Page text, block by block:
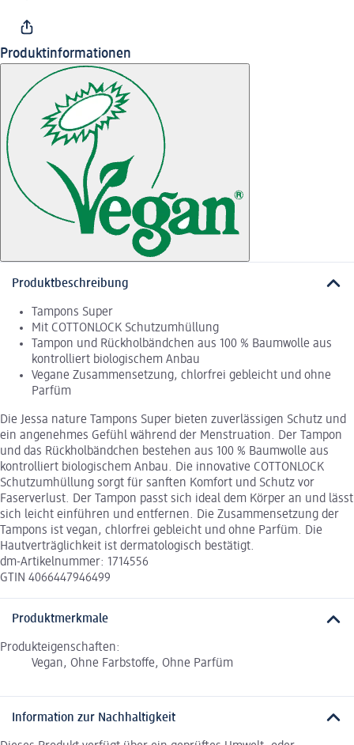
Produktinformationen
Produktbeschreibung
Tampons Super
Mit COTTONLOCK Schutzumhüllung
Tampon und Rückholbändchen aus 100 % Baumwolle aus
kontrolliert biologischem Anbau
Vegane Zusammensetzung, chlorfrei gebleicht und ohne
Parfüm
Die Jessa nature Tampons Super bieten zuverlässigen Schutz und
ein angenehmes Gefühl während der Menstruation. Der Tampon
und das Rückholbändchen bestehen aus 100 % Baumwolle aus
kontrolliert biologischem Anbau. Die innovative COTTONLOCK
Schutzumhüllung sorgt für sanften Komfort und Schutz vor
Faserverlust. Der Tampon passt sich ideal dem Körper an und lässt
sich leicht einführen und entfernen. Die Zusammensetzung der
Tampons ist vegan, chlorfrei gebleicht und ohne Parfüm. Die
Hautverträglichkeit ist dermatologisch bestätigt.
dm-Artikelnummer: 1714556
GTIN 4066447946499
Produktmerkmale
Produkteigenschaften:
Vegan, Ohne Farbstoffe, Ohne Parfüm
Information zur Nachhaltigkeit